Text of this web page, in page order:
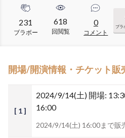
231
ブラボー
618
回閲覧
0
コメント
ブラ
開場/開演情報・チケット販
[ 1 ]
2024/9/14(土) 開場:
16:00
2024/9/14(土) 16:00まで販